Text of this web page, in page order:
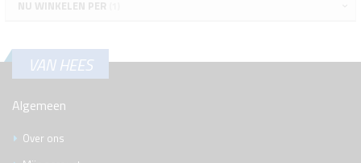
NU WINKELEN PER
VAN HEES
Algemeen
Over ons